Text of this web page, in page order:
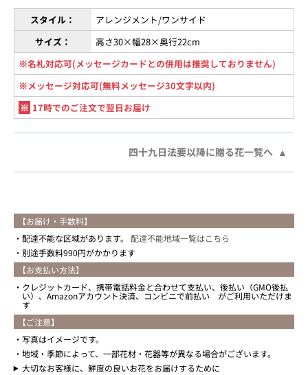
スタイル：
アレンジメント/ワンサイド
サイズ：
高さ30×幅28×奥行22cm
※名札対応可(メッセージカードとの併用は推奨しておりません)
※メッセージ対応可(無料メッセージ30文字以内)
※ 17時でのご注文で翌日お届け
四十九日法要以降に贈る花一覧へ
【お届け・手数料】
配達不能な区域があります。 配達不能地域一覧はこちら
別途手数料990円がかかります
【お支払い方法】
クレジットカード、携帯電話料金と合わせて支払い、後払い（GMO後払
い）、Amazonアカウント決済、コンビニで前払い がご利用いただけま
す
【ご注意】
写真はイメージです。
地域・季節によって、一部花材・花器等が異なる場合がございます。
大切なお客様に、鮮度の良いお花をお届けするために